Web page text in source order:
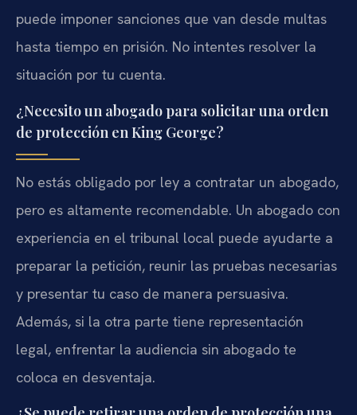
puede imponer sanciones que van desde multas
hasta tiempo en prisión. No intentes resolver la
situación por tu cuenta.
¿Necesito un abogado para solicitar una orden
de protección en King George?
No estás obligado por ley a contratar un abogado,
pero es altamente recomendable. Un abogado con
experiencia en el tribunal local puede ayudarte a
preparar la petición, reunir las pruebas necesarias
y presentar tu caso de manera persuasiva.
Además, si la otra parte tiene representación
legal, enfrentar la audiencia sin abogado te
coloca en desventaja.